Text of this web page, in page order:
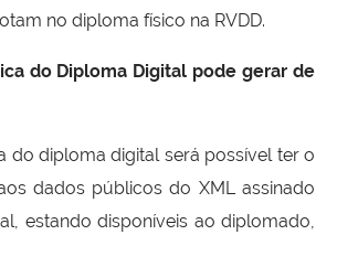
no diploma físico na RVDD.
do Diploma Digital pode gerar de
do diploma digital será possível ter o
dados públicos do XML assinado
estando disponíveis ao diplomado,